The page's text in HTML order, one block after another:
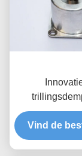
oplossing
Rubber Shock
van Xi an
Vind de